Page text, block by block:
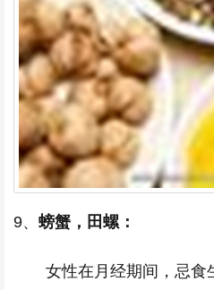
9、 螃蟹，田螺：
女性在月经期间，忌食